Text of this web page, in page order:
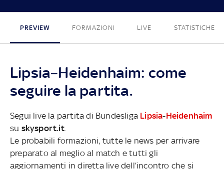
PREVIEW FORMAZIONI LIVE STATISTICHE
Lipsia–Heidenhaim: come
seguire la partita.
Segui live la partita di Bundesliga Lipsia-Heidenhaim
su skysport.it.
Le probabili formazioni, tutte le news per arrivare
preparato al meglio al match e tutti gli
aggiornamenti in diretta live dell’incontro che si